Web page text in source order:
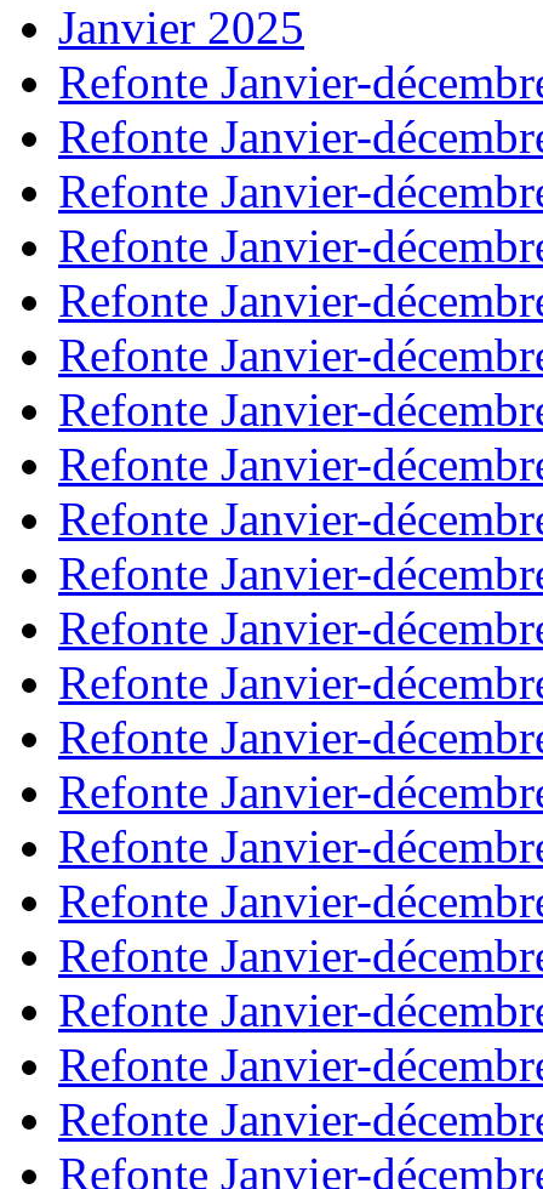
Janvier 2025
Refonte Janvier-
Refonte Janvier-
Refonte Janvier-
Refonte Janvier-
Refonte Janvier-
Refonte Janvier-
Refonte Janvier-
Refonte Janvier-
Refonte Janvier-
Refonte Janvier-
Refonte Janvier-
Refonte Janvier-
Refonte Janvier-
Refonte Janvier-
Refonte Janvier-
Refonte Janvier-
Refonte Janvier-
Refonte Janvier-
Refonte Janvier-
Refonte Janvier-
Refonte Janvier-